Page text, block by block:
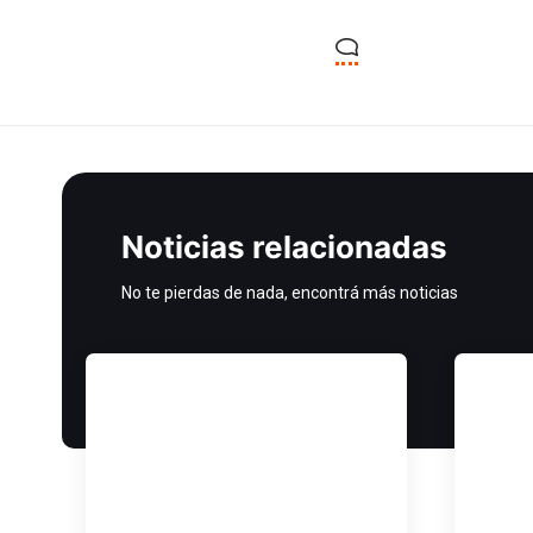
Noticias relacionadas
No te pierdas de nada, encontrá más noticias